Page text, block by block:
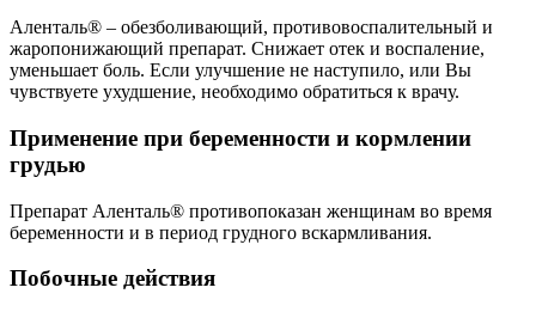
Аленталь® – обезболивающий, противовоспалительный и
жаропонижающий препарат. Снижает отек и воспаление,
уменьшает боль. Если улучшение не наступило, или Вы
чувствуете ухудшение, необходимо обратиться к врачу.
Применение при беременности и кормлении
грудью
Препарат Аленталь® противопоказан женщинам во время
беременности и в период грудного вскармливания.
Побочные действия